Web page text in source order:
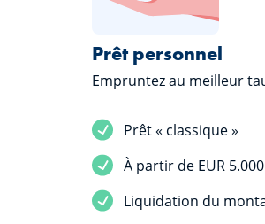
Prêt personnel
Empruntez au meilleur
Service inclus
Prêt « classique »
Service inclus
À partir de EUR 5.000
Service inclus
Liquidation du